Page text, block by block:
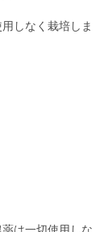
しなく栽培しま